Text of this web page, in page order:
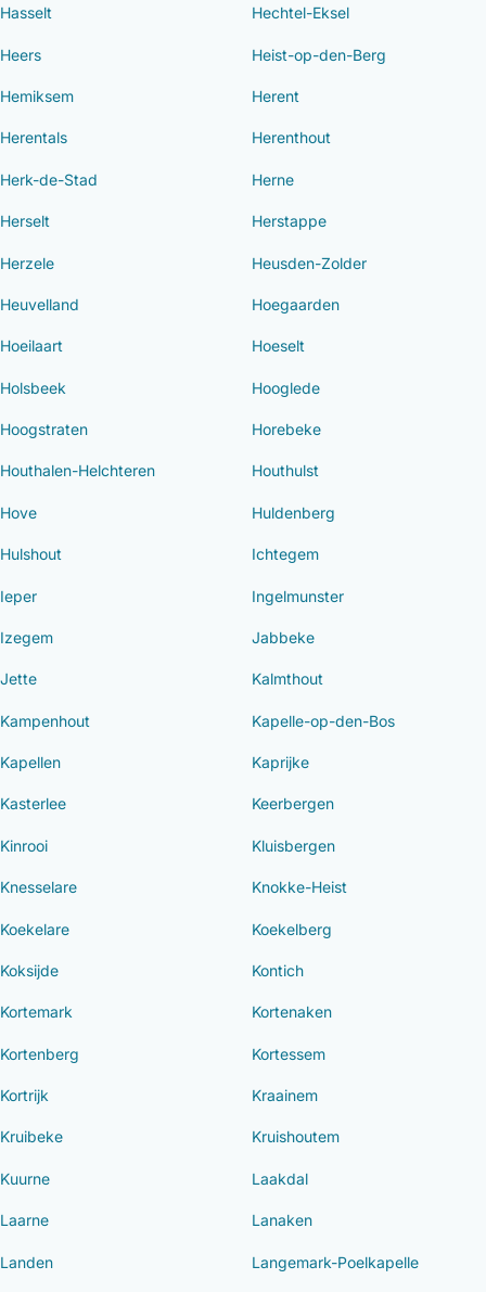
Hasselt Hechtel-Eksel
Heers Heist-op-den-Berg
Hemiksem Herent
Herentals Herenthout
Herk-de-Stad Herne
Herselt Herstappe
Herzele Heusden-Zolder
Heuvelland Hoegaarden
Hoeilaart Hoeselt
Holsbeek Hooglede
Hoogstraten Horebeke
Houthalen-Helchteren Houthulst
Hove Huldenberg
Hulshout Ichtegem
Ieper Ingelmunster
Izegem Jabbeke
Jette Kalmthout
Kampenhout Kapelle-op-den-Bos
Kapellen Kaprijke
Kasterlee Keerbergen
Kinrooi Kluisbergen
Knesselare Knokke-Heist
Koekelare Koekelberg
Koksijde Kontich
Kortemark Kortenaken
Kortenberg Kortessem
Kortrijk Kraainem
Kruibeke Kruishoutem
Kuurne Laakdal
Laarne Lanaken
Landen Langemark-Poelkapelle